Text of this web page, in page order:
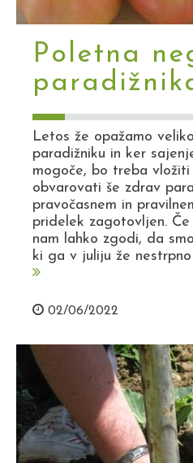
Poletna
Letos že opažamo
paradižniku in ker
mogoče, bo treba
obvarovati še zdrav
pravočasnem in
pridelek zagotovljen.
nam lahko zgodi, da
ki ga v juliju že
02/06/2022